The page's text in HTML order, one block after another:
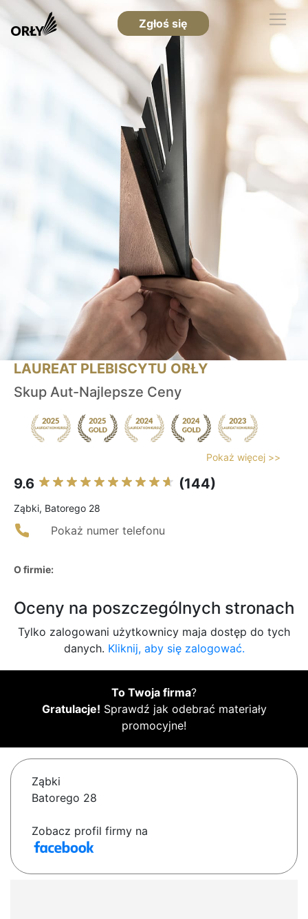
Zgłoś się
LAUREAT PLEBISCYTU ORŁY
Skup Aut-Najlepsze Ceny
Pokaż więcej >>
9.6 (144)
Ząbki, Batorego 28
Pokaż numer telefonu
O firmie:
Oceny na poszczególnych stronach
Tylko zalogowani użytkownicy maja dostęp do tych
danych. Kliknij, aby się zalogować.
To Twoja firma?
Gratulacje! Sprawdź jak odebrać materiały
promocyjne!
Ząbki
Batorego 28
Zobacz profil firmy na